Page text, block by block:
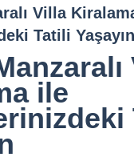
Villa
Tatili Yaşayın
ile